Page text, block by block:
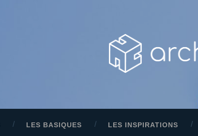
LES BASIQUES LES INSPIRATIONS